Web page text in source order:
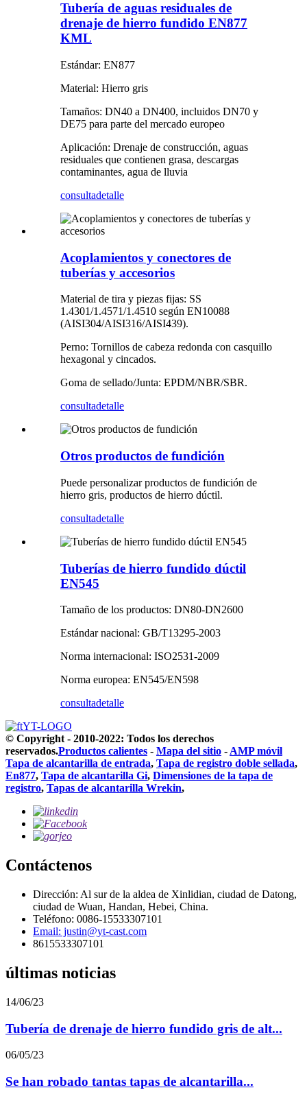
Tubería de aguas residuales de
drenaje de hierro fundido EN877
KML
Estándar: EN877
Material: Hierro gris
Tamaños: DN40 a DN400, incluidos DN70 y
DE75 para parte del mercado europeo
Aplicación: Drenaje de construcción, aguas
residuales que contienen grasa, descargas
contaminantes, agua de lluvia
consultadetalle
Acoplamientos y conectores de
tuberías y accesorios
Material de tira y piezas fijas: SS
1.4301/1.4571/1.4510 según EN10088
(AISI304/AISI316/AISI439).
Perno: Tornillos de cabeza redonda con casquillo
hexagonal y cincados.
Goma de sellado/Junta: EPDM/NBR/SBR.
consultadetalle
Otros productos de fundición
Puede personalizar productos de fundición de
hierro gris, productos de hierro dúctil.
consultadetalle
Tuberías de hierro fundido dúctil
EN545
Tamaño de los productos: DN80-DN2600
Estándar nacional: GB/T13295-2003
Norma internacional: ISO2531-2009
Norma europea: EN545/EN598
consultadetalle
© Copyright - 2010-2022: Todos los derechos
reservados.Productos calientes - Mapa del sitio - AMP móvil
Tapa de alcantarilla de entrada, Tapa de registro doble sellada,
En877, Tapa de alcantarilla Gi, Dimensiones de la tapa de
registro, Tapas de alcantarilla Wrekin,
Contáctenos
Dirección: Al sur de la aldea de Xinlidian, ciudad de Datong,
ciudad de Wuan, Handan, Hebei, China.
Teléfono: 0086-15533307101
Email: justin@yt-cast.com
8615533307101
últimas noticias
14/06/23
Tubería de drenaje de hierro fundido gris de alt...
06/05/23
Se han robado tantas tapas de alcantarilla...